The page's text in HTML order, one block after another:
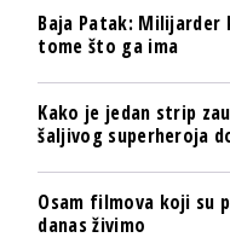
Baja Patak: Milijarder
tome što ga ima
Kako je jedan strip
šaljivog superheroja
Osam filmova koji su
danas živimo